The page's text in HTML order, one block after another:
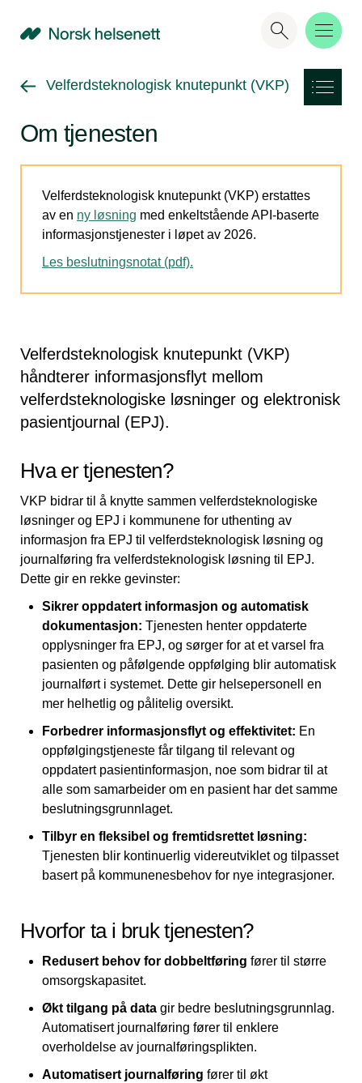
NHN
Gå tilbake til
Velferdsteknologisk knutepunkt (VKP)
Om tjenesten
Velferdsteknologisk knutepunkt (VKP) erstattes
av en ny løsning med enkeltstående API-baserte
informasjonstjenester i løpet av 2026.
Les beslutningsnotat (pdf).
Velferdsteknologisk knutepunkt (VKP)
håndterer informasjonsflyt mellom
velferdsteknologiske løsninger og elektronisk
pasientjournal (EPJ).
Hva er tjenesten?
VKP bidrar til å knytte sammen velferdsteknologiske
løsninger og EPJ i kommunene for uthenting av
informasjon fra EPJ til velferdsteknologisk løsning og
journalføring fra velferdsteknologisk løsning til EPJ.
Dette gir en rekke gevinster:
Sikrer oppdatert informasjon og automatisk
dokumentasjon: Tjenesten henter oppdaterte
opplysninger fra EPJ, og sørger for at et varsel fra
pasienten og påfølgende oppfølging blir automatisk
journalført i systemet. Dette gir helsepersonell en
mer helhetlig og pålitelig oversikt.
Forbedrer informasjonsflyt og effektivitet: En
oppfølgingstjeneste får tilgang til relevant og
oppdatert pasientinformasjon, noe som bidrar til at
alle som samarbeider om en pasient har det samme
beslutningsgrunnlaget.
Tilbyr en fleksibel og fremtidsrettet løsning:
Tjenesten blir kontinuerlig videreutviklet og tilpasset
basert på kommunenesbehov for nye integrasjoner.
Hvorfor ta i bruk tjenesten?
Redusert behov for dobbeltføring fører til større
omsorgskapasitet.
Økt tilgang på data gir bedre beslutningsgrunnlag.
Automatisert journalføring fører til enklere
overholdelse av journalføringsplikten.
Automatisert journalføring fører til økt